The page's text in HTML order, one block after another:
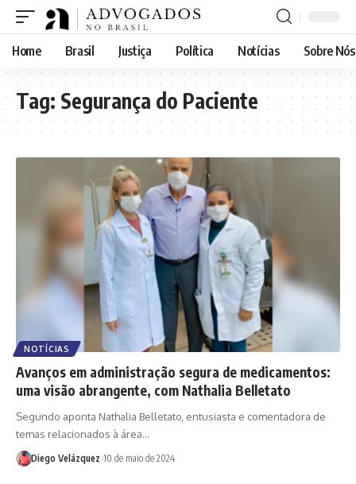
Home Brasil Justiça Política Notícias Sobre Nós
Tag: Segurança do Paciente
NOTÍCIAS
Avanços em administração segura de medicamentos:
uma visão abrangente, com Nathalia Belletato
Segundo aponta Nathalia Belletato, entusiasta e comentadora de
temas relacionados à área…
Diego Velázquez 10 de maio de 2024